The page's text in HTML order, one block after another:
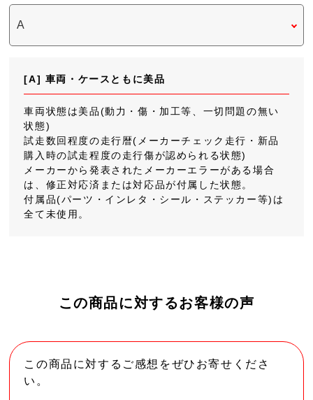
[A] 車両・ケースともに美品
車両状態は美品(動力・傷・加工等、一切問題の無い
状態)
試走数回程度の走行暦(メーカーチェック走行・新品
購入時の試走程度の走行傷が認められる状態)
メーカーから発表されたメーカーエラーがある場合
は、修正対応済または対応品が付属した状態。
付属品(パーツ・インレタ・シール・ステッカー等)は
全て未使用。
この商品に対するお客様の声
この商品に対するご感想をぜひお寄せくださ
い。